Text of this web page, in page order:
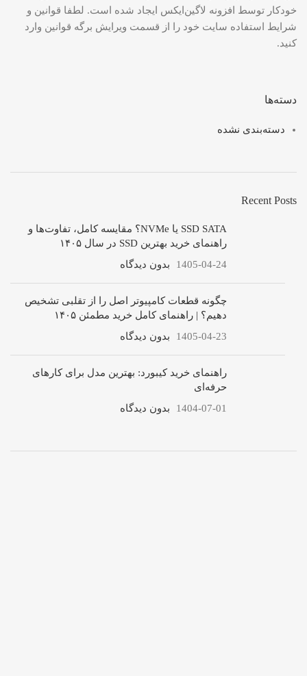
خودکار توسط افزونه لاگین‌ایکس ایجاد شده است. لطفا قوانین و
شرایط استفاده سایت خود را از قسمت ویرایش برگه قوانین وارد
کنید.
دسته‌ها
دسته‌بندی نشده
Recent Posts
SSD SATA یا NVMe؟ مقایسه کامل، تفاوت‌ها و
راهنمای خرید بهترین SSD در سال ۱۴۰۵
1405-04-24
بدون دیدگاه
چگونه قطعات کامپیوتر اصل را از تقلبی تشخیص
دهیم؟ | راهنمای کامل خرید مطمئن ۱۴۰۵
1405-04-23
بدون دیدگاه
راهنمای خرید کیبورد: بهترین مدل برای کارهای
حرفه‌ای
1404-07-01
بدون دیدگاه